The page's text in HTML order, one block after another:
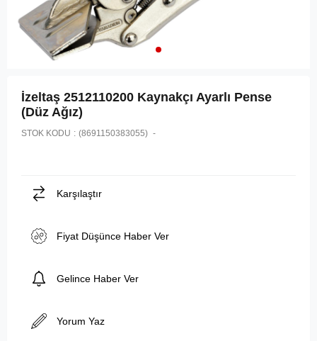
İzeltaş 2512110200 Kaynakçı Ayarlı Pense
(Düz Ağız)
STOK KODU (8691150383055)
Karşılaştır
Fiyat Düşünce Haber Ver
Gelince Haber Ver
Yorum Yaz